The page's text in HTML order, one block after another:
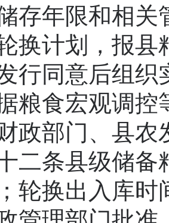
存年限和相关
换计划，报县
行同意后组织
食宏观调控
政部门、县农
条县级储备
轮换出入库时